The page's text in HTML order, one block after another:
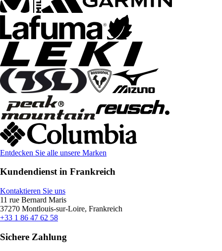
Entdecken Sie alle unsere Marken
Kundendienst in Frankreich
Kontaktieren Sie uns
11 rue Bernard Maris
37270 Montlouis-sur-Loire, Frankreich
+33 1 86 47 62 58
Sichere Zahlung